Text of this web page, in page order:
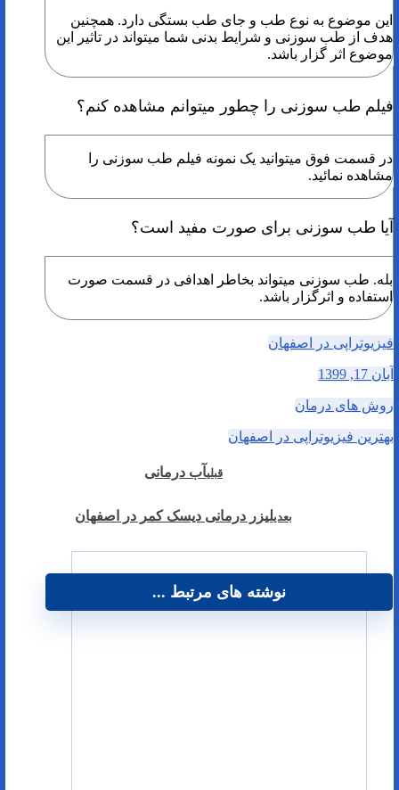
این موضوع به نوع طب و جای طب بستگی دارد. همچنین
هدف از طب سوزنی و شرایط بدنی شما میتواند در تاثیر این
موضوع اثر گزار باشد.
فیلم طب سوزنی را چطور میتوانم مشاهده کنم؟
در قسمت فوق میتوانید یک نمونه فیلم طب سوزنی را
مشاهده نمائید.
آیا طب سوزنی برای صورت مفید است؟
بله. طب سوزنی میتواند بخاطر اهدافی در قسمت صورت
استفاده و اثرگزار باشد.
فیزیوتراپی در اصفهان
آبان 17, 1399
روش های درمان
بهترین فیزیوتراپی در اصفهان
قبلیآب درمانی
بعدیلیزر درمانی دیسک کمر در اصفهان
نوشته های مرتبط ...